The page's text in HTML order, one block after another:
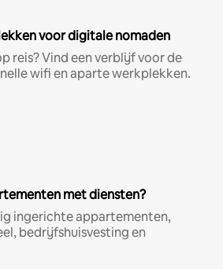
voor digitale nomaden
reis? Vind een verblijf voor de
wifi en aparte werkplekken.
met diensten?
ingerichte appartementen,
bedrijfshuisvesting en